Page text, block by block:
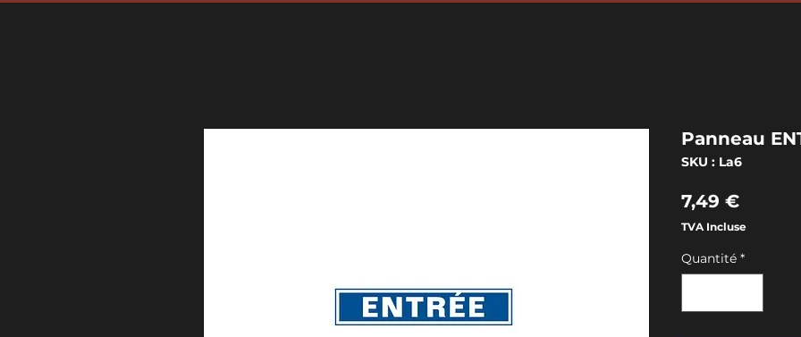
Panneau
SKU : La6
7,49 €Prix
TVA Incluse
Quantité *